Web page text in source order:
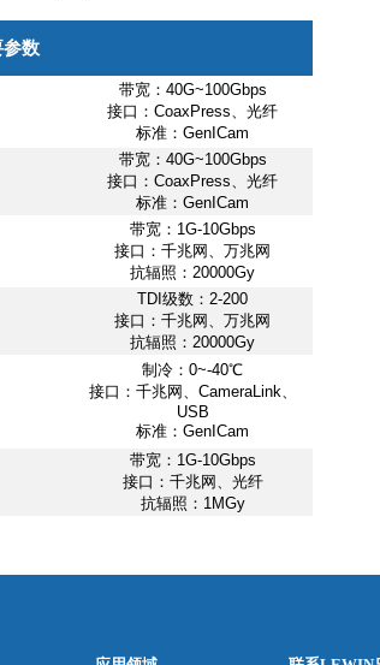
数
带宽：40G~100Gbps
接口：CoaxPress、光纤
标准：GenICam
带宽：40G~100Gbps
接口：CoaxPress、光纤
标准：GenICam
带宽：1G-10Gbps
接口：千兆网、万兆网
抗辐照：20000Gy
TDI级数：2-200
接口：千兆网、万兆网
抗辐照：20000Gy
制冷：0~-40℃
接口：千兆网、CameraLink、
USB
标准：GenICam
带宽：1G-10Gbps
接口：千兆网、光纤
抗辐照：1MGy